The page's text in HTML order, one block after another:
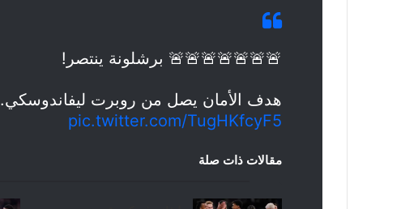
🚨🚨🚨🚨🚨🚨🚨 برشلونة ينتصر!
هدف الأمان يصل من روبرت ليفاندوسكي.
pic.twitter.com/TugHKfcyF5
مقالات ذات صلة